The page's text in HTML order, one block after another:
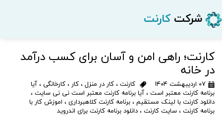
شرکت کارنت
کارنت؛ راهی امن و آسان برای کسب درآمد
در خانه
۰۷ اردیبهشت ۱۴۰۴ کارنت ، کار در منزل ، کار ، کارخانگی ، آیا
برنامه کارنت معتبر است ، آیا برنامه کارنت معتبر است نی نی سایت ،
دانلود کارنت با لینک مستقیم ، برنامه کارنت کلاهبرداری ، اموزش کار با
برنامه کارنت ، سایت کارنت ، دانلود برنامه کارنت برای اندروید